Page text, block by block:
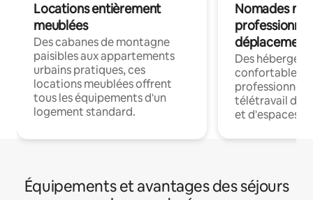
Locations entièrement
meublées
Des cabanes de montagne
paisibles aux appartements
urbains pratiques, ces
locations meublées offrent
tous les équipements d'un
logement standard.
Nomades
déplacement
Des
confortables
professionnels
télétravail
et d'espaces
Équipements et avantages des séjours